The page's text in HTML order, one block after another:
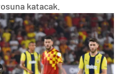
katacak.